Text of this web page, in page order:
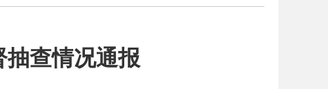
抽查情况通报